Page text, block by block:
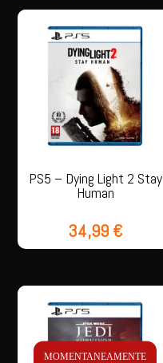
PS5 – Dying Light 2 Stay
Human
34,99 €
MOMENTANEAMENTE